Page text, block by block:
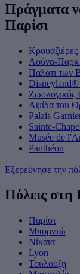
Πράγματα
Παρίσι
Λούνα-Παρκ
Παλάτι των
Disneyland®
Ζωολογικός
Αψίδα του
Palais
Sainte-
Musée de
Panthéon
Εξερεύνησε την
Πόλεις στη
Παρίσι
Μπορντώ
Νίκαια
Lyon
Τουλούζη